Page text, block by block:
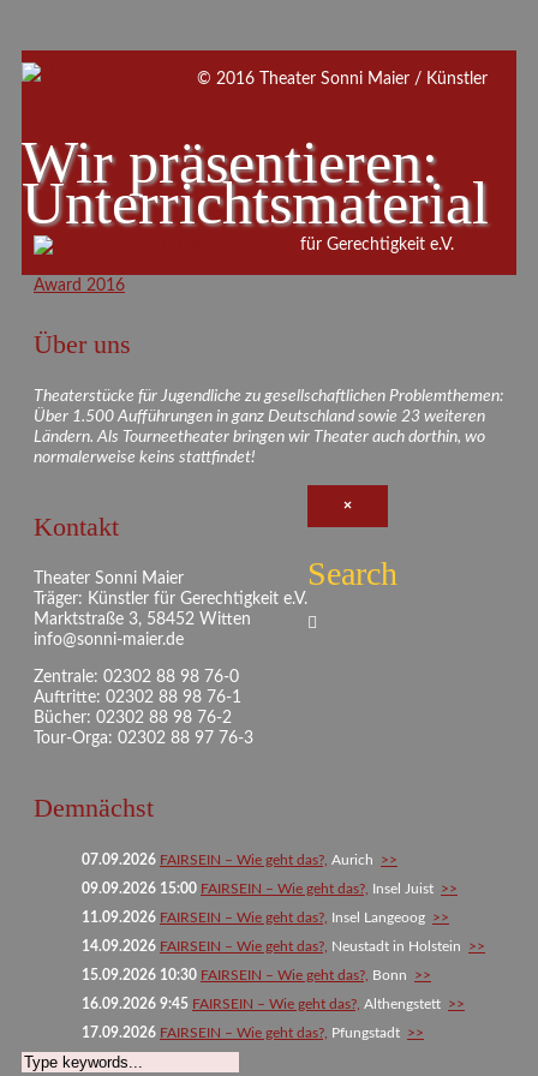
Wir präsentieren:
Unterrichtsmaterial
Über uns
Theaterstücke für Jugendliche zu gesellschaftlichen Problemthemen:
Über 1.500 Aufführungen in ganz Deutschland sowie 23 weiteren
Ländern. Als Tourneetheater bringen wir Theater auch dorthin, wo
normalerweise keins stattfindet!
Kontakt
Theater Sonni Maier
Träger: Künstler für Gerechtigkeit e.V.
Marktstraße 3, 58452 Witten
info@sonni-maier.de
Zentrale: 02302 88 98 76-0
Auftritte: 02302 88 98 76-1
Bücher: 02302 88 98 76-2
Tour-Orga: 02302 88 97 76-3
Demnächst
07.09.2026 FAIRSEIN – Wie geht das?, Aurich >>
09.09.2026 15:00 FAIRSEIN – Wie geht das?, Insel Juist >>
11.09.2026 FAIRSEIN – Wie geht das?, Insel Langeoog >>
14.09.2026 FAIRSEIN – Wie geht das?, Neustadt in Holstein >>
15.09.2026 10:30 FAIRSEIN – Wie geht das?, Bonn >>
16.09.2026 9:45 FAIRSEIN – Wie geht das?, Althengstett >>
17.09.2026 FAIRSEIN – Wie geht das?, Pfungstadt >>
© 2016 Theater Sonni Maier / Künstler
für Gerechtigkeit e.V.
×
Search